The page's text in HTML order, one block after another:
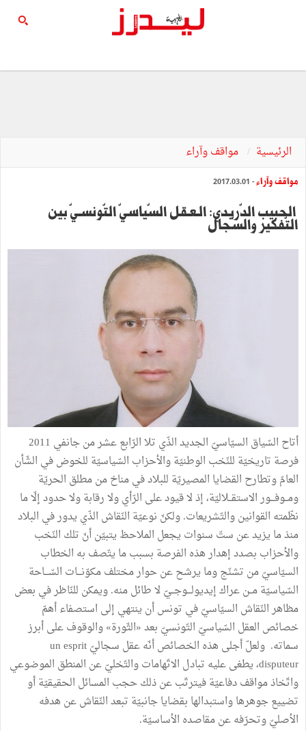
الرئيسية مواقف وآراء
مواقف وآراء- 2017.03.01
‬التّفكير‭ ‬والسّجال
أتاح السّياق السيّاسيّ الجديدالذّي تلاالرّابععشرمنجانفي 2011
فرصة تاريخيّة للنّخب الوطنيّةوالأحزاب السّياسيّة للخوضفي الشّأن
العامّوتطارح القضايا المصيريّة للبلادفيمناخمنمطلق الحريّة
ومــوفـــورالاستقــلاليّة،إذلاقيودعلى الرّأيولارقابةولاحدودإلّاما
نظّمته القوانينوالتّشريعات.ولكنّ نوعيّة النّقاش الذّي يدورفي البلاد
منذما يزيدعن ستّ سنوات يجعل الملاحظ يتبيّنأنّ تلك النّخب
والأحزاب بصددإهدارهذه الفرصة بسببما يتّصف به الخطاب
السيّاسيّمن تشنّجوما يرشحعنحوارمختلفمكوّنـــات السّـــاحة
السّياسيّةمــنعراكإيديولـــوجــيّ لاطائلمنه.ويمكن للنّاظرفي بعض
مظاهرالنّقاش السيّاسيّفي تونسأن ينتهي إلى استصفاءأهمّ
خصائص العقل السّياسيّ التّونسيّ بعد«الثّورة»والوقوفعلىأبرز
سماته. ولعلّأجلى هذه الخصائصأنّهعقل سجاليّun esprit
disputeur، يطغىعليه تبادل الاتّهاماتوالتّخليّعن المنطق الموضوعي
واتّخاذمواقفدفاعيّةفيترتّبعنذلكحجب المسائل الحقيقيّةأو
تضييعجوهرهاواستبدالها بقضاياجانبيّة تبعدالنّقاشعن هدفه
الأصليّوتحرّفهعنمقاصده الأساسيّة.